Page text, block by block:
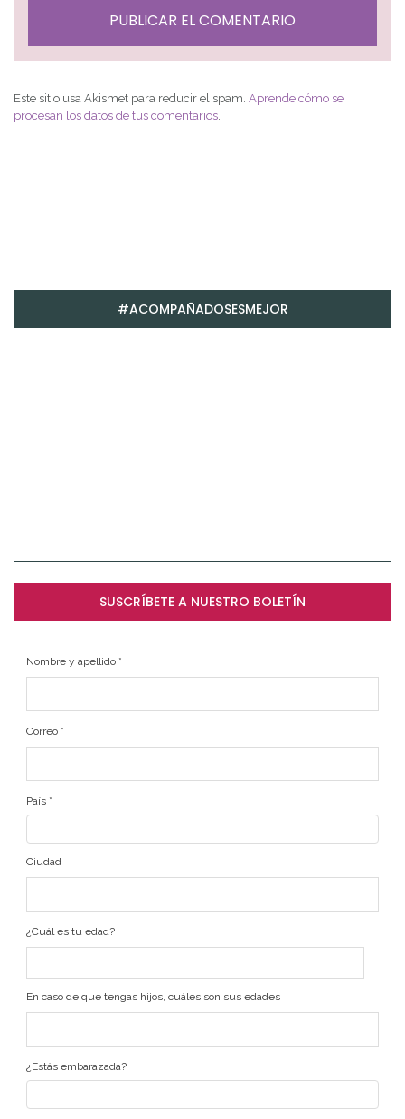
Este sitio usa Akismet para reducir el spam. Aprende cómo se
procesan los datos de tus comentarios.
#ACOMPAÑADOSESMEJOR
SUSCRÍBETE A NUESTRO BOLETÍN
Nombre y apellido *
Correo *
País *
Ciudad
¿Cuál es tu edad?
En caso de que tengas hijos, cuáles son sus edades
¿Estás embarazada?